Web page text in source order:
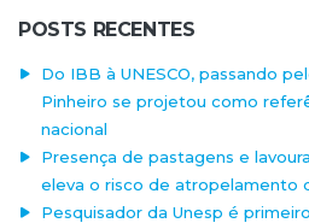
POSTS RECENTES
Do IBB à UNESCO, passando
Pinheiro se projetou como
nacional
Presença de pastagens e
eleva o risco de atropelamento
Pesquisador da Unesp é